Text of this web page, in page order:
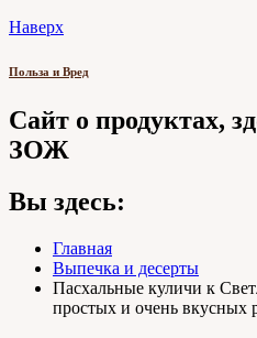
Наверх
Польза и Вред
Сайт о продуктах,
ЗОЖ
Вы здесь:
Главная
Выпечка и десерты
Пасхальные куличи к
простых и очень вкусных